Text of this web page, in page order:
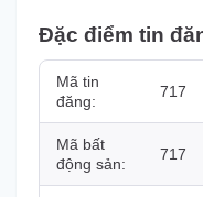
Đặc điểm tin
Mã tin
đăng:
717
Mã bất
động sản:
717